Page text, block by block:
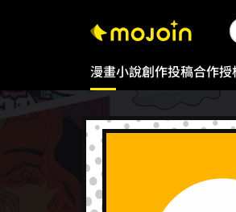
漫畫小說創作投稿合作授